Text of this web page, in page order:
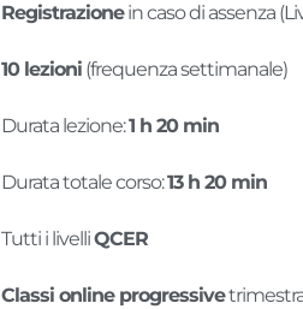
Registrazionein caso di assenza
10 lezioni (frequenza settimanale)
Durata lezione:1 h 20 min
Durata totale corso:13 h 20 min
Tutti i livelliQCER
Classi online progressive